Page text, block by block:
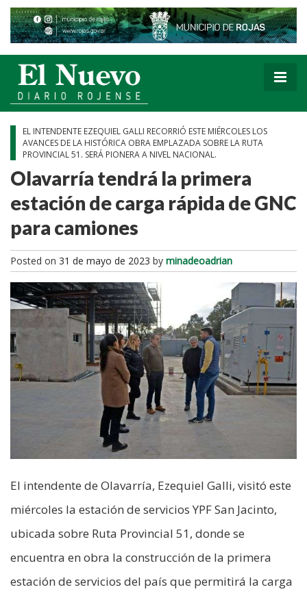
EL INTENDENTE EZEQUIEL GALLI RECORRIÓ ESTE MIÉRCOLES LOS
AVANCES DE LA HISTÓRICA OBRA EMPLAZADA SOBRE LA RUTA
PROVINCIAL 51. SERÁ PIONERA A NIVEL NACIONAL.
Olavarría tendrá la primera
estación de carga rápida de GNC
para camiones
Posted on 31 de mayo de 2023 by minadeoadrian
El intendente de Olavarría, Ezequiel Galli, visitó este
miércoles la estación de servicios YPF San Jacinto,
ubicada sobre Ruta Provincial 51, donde se
encuentra en obra la construcción de la primera
estación de servicios del país que permitirá la carga